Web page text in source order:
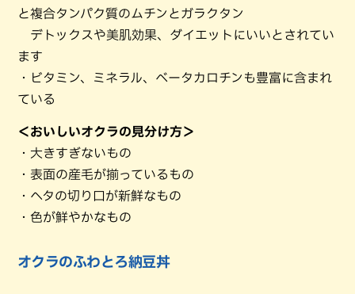
と複合タンパク質のムチンとガラクタン
デトックスや美肌効果、ダイエットにいいとされてい
ます
・ビタミン、ミネラル、ベータカロチンも豊富に含まれ
ている
＜おいしいオクラの見分け方＞
・大きすぎないもの
・表面の産毛が揃っているもの
・ヘタの切り口が新鮮なもの
・色が鮮やかなもの
オクラのふわとろ納豆丼